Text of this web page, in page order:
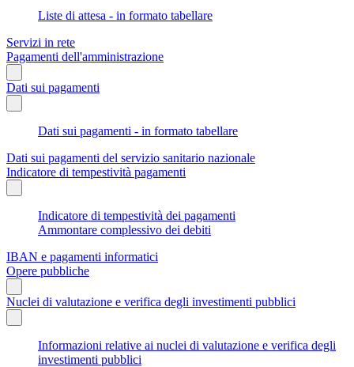
Liste di attesa - in formato tabellare
Servizi in rete
Pagamenti dell'amministrazione
Dati sui pagamenti
Dati sui pagamenti - in formato tabellare
Dati sui pagamenti del servizio sanitario nazionale
Indicatore di tempestività pagamenti
Indicatore di tempestività dei pagamenti
Ammontare complessivo dei debiti
IBAN e pagamenti informatici
Opere pubbliche
Nuclei di valutazione e verifica degli investimenti pubblici
Informazioni relative ai nuclei di valutazione e verifica degli
investimenti pubblici